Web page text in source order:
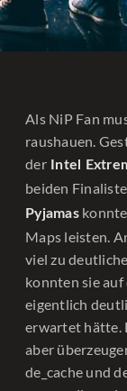
Als NiP Fan
raushauen.
derIntel
beiden
Pyjamas
Maps leisten.
viel zu
konnten sie
eigentlich
erwartet hätte.
aber
de_cache und